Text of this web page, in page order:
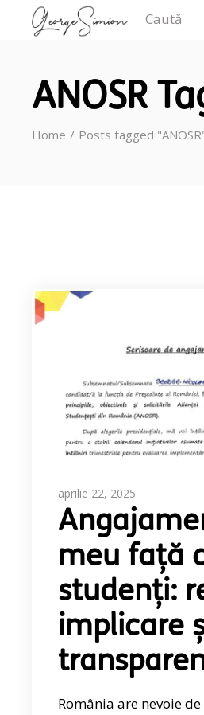
ANOSR
Home Posts tagged
aprilie 22, 2025
meu față
studenți:
implicare
România are nevoie